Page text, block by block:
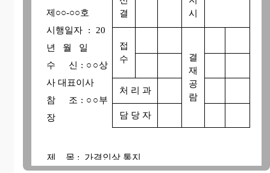
제○○-○○호
시행일자 : 20
년 월 일
수 신 : ○○상
사 대표이사
참 조 : ○○부
장
결
시
접
수
결
재
공
람
처 리 과
담 당 자
제 목 : 가격인상 통지